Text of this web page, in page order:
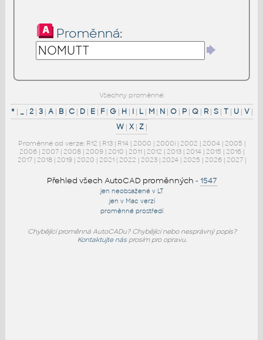
Proměnná:
Všechny proměnné:
*| _| 2| 3| A| B| C| D| E| F| G| H| I| L| M| N| O| P| Q| R| S| T| U| V|
W | X | Z |
Proměnné od verze: R12 | R13 | R14 | 2000 | 2000i | 2002 | 2004 | 2005 |
2006 | 2007 | 2008 | 2009 | 2010 | 2011 | 2012 | 2013 | 2014 | 2015 | 2016 |
2017 | 2018 | 2019 | 2020 | 2021 | 2022 | 2023 | 2024 | 2025 | 2026 | 2027 |
Přehled všech AutoCAD proměnných - 1547
jen neobsažené v LT
jen v Mac verzi
proměnné prostředí
Chybějící proměnná AutoCADu? Chybějící nebo nesprávný popis?
Kontaktujte násprosím pro opravu.